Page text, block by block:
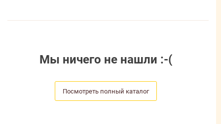
Мы ничего не нашли :-(
Посмотреть полный каталог